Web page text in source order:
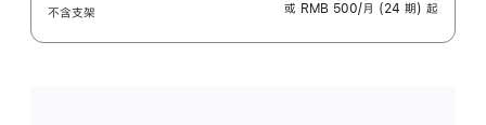
不含支架
或 RMB 500/月 (24 期) 起